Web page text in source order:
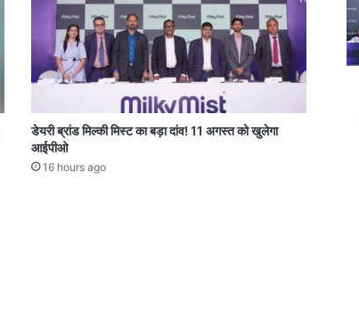
डेयरी ब्रांड मिल्की मिस्ट का बड़ा दांव! 11 अगस्त को खुलेगा
आईपीओ
16 hours ago